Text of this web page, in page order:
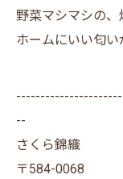
野菜マシマシの、
ホームにいい匂
--
さくら錦織
〒584-0068